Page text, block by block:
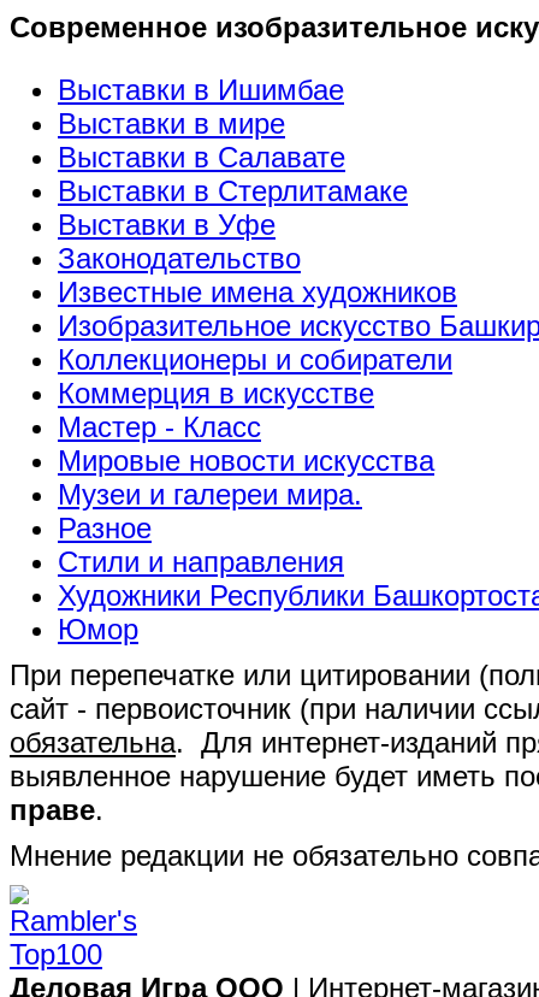
Современное изобразительное
Выставки в Ишимбае
Выставки в мире
Выставки в Салавате
Выставки в Стерлитамаке
Выставки в Уфе
Законодательство
Известные имена художников
Изобразительное искусство
Коллекционеры и собиратели
Коммерция в искусстве
Мастер - Класс
Мировые новости искусства
Музеи и галереи мира.
Разное
Стили и направления
Художники Республики
Юмор
При перепечатке или цитировании
сайт - первоисточник (при наличии
обязательна. Для интернет-изданий
выявленное нарушение будет иметь
праве.
Мнение редакции не обязательно
Деловая Игра ООО | Интернет-